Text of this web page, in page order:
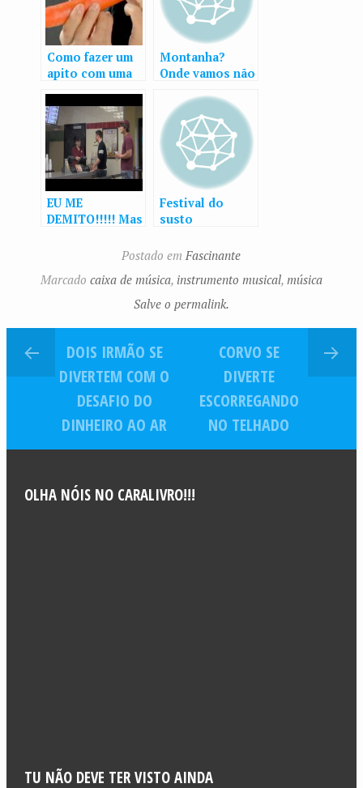
Como fazer um
apito com uma
Montanha?
Onde vamos não
montanhas…
EU ME
DEMITO!!!!! Mas
Festival do
susto
Postado emFascinante
Marcado caixa de música, instrumento musical, música
Salve o permalink.
DOIS IRMÃO SE
DIVERTEM COM O
DESAFIO DO
DINHEIRO AO AR
CORVO SE
DIVERTE
ESCORREGANDO
NO TELHADO
OLHA NÓIS NO CARALIVRO!!!
TU NÃO DEVE TER VISTO AINDA